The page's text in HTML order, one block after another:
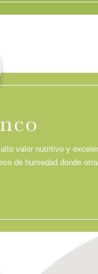
valor nutritivo y
de humedad donde